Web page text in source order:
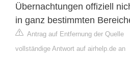
Übernachtungen offiziell
in ganz bestimmten
Antrag auf Entfernung der Quelle
vollständige Antwort auf airhelp.de an